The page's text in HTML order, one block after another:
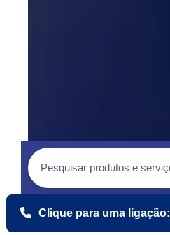
Clique para uma ligação: